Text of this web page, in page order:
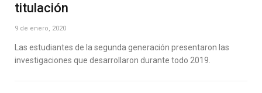
titulación
9 de enero, 2020
Las estudiantes de la segunda generación presentaron las
investigaciones que desarrollaron durante todo 2019.